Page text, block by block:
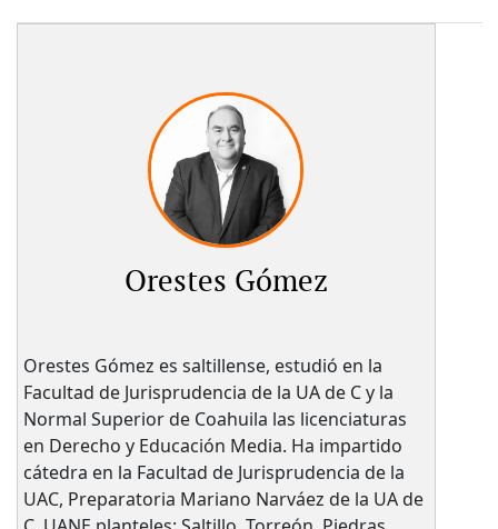
Orestes Gómez
Orestes Gómez es saltillense, estudió en la
Facultad de Jurisprudencia de la UA de C y la
Normal Superior de Coahuila las licenciaturas
en Derecho y Educación Media. Ha impartido
cátedra en la Facultad de Jurisprudencia de la
UAC, Preparatoria Mariano Narváez de la UA de